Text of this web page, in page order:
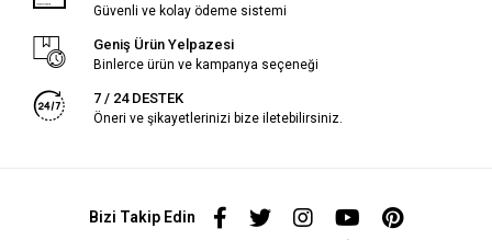
Güvenli ve kolay ödeme sistemi
Geniş Ürün Yelpazesi
Binlerce ürün ve kampanya seçeneği
7 / 24 DESTEK
Öneri ve şikayetlerinizi bize iletebilirsiniz.
Bizi Takip Edin